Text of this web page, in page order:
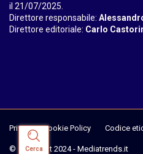
Cerca
il 21/07/2025.
Direttore responsabile:
Direttore editoriale: Carlo
Privacy & Cookie Policy Codice
© Copyright 2024 - Mediatrends.it